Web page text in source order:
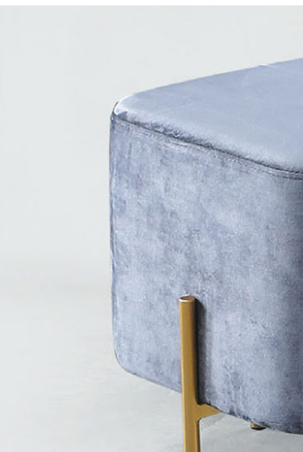
台北
新北
基隆
$ 9,000
$ 9,000
＊A108
苗栗
$ 9,000
$
到貨時間
苗栗至基隆；其它地區暫不開放，
素，導致無法配送，
保護物流人員的工作安全，賣家無
行支付。
因大型傢俱有組裝、配送的問題，
會再與您通知，讓你不用整天在家等
由於百貨公司配送較為不易，故暫無
若您選擇三聯式或索取兩聯式發票，發票
送達，如遇國定假日將順延寄送。
若收到不良品，請於到貨日起七日
所有退回及換貨之商品必須是全新